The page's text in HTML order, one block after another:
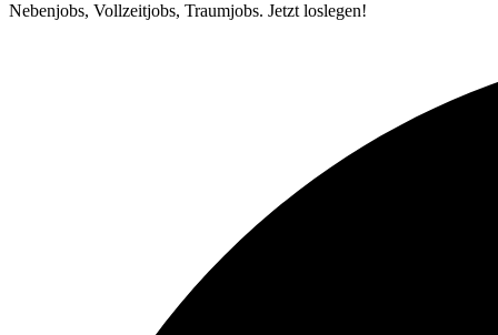
Nebenjobs, Vollzeitjobs, Traumjobs. Jetzt loslegen!